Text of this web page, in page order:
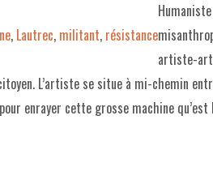
, Lautrec, militant, résistance
Humaniste
artiste-
L’artiste se situe à mi-chemin
enrayer cette grosse machine qu’est